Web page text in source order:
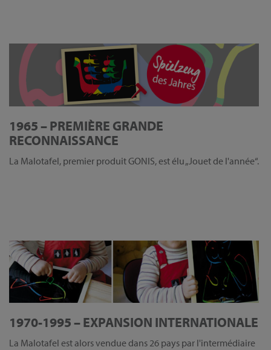
1965 – PREMIÈRE GRANDE
RECONNAISSANCE
La Malotafel, premier produit GONIS, est élu „Jouet de l'année“.
1970-1995 – EXPANSION INTERNATIONALE
La Malotafel est alors vendue dans 26 pays par l'intermédiaire